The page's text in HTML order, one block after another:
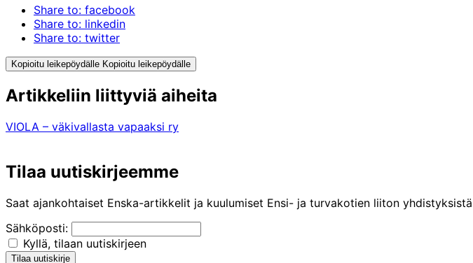
Share to: facebook
Share to: linkedin
Share to: twitter
Kopioitu leikepöydälle Kopioitu leikepöydälle
Artikkeliin liittyviä aiheita
VIOLA – väkivallasta vapaaksi ry
Tilaa uutiskirjeemme
Saat ajankohtaiset Enska-artikkelit ja kuulumiset Ensi- ja turvakotien liiton
Sähköposti:
Kyllä, tilaan uutiskirjeen